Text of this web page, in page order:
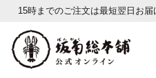
15時までのご注文は最短翌日お届